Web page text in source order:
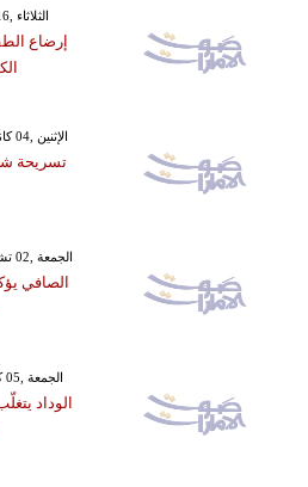
GMT 00:54 2019 الثلاثاء ,16 إبريل / نيسان
GMT 18:52 2017 الإثنين ,04 كانون الأول / ديسمبر
تسريحة
GMT 17:54 2018 الجمعة ,02 تشرين الثاني / نوفمبر
الصافي
GMT 09:16 2018 الجمعة ,05 كانون الثاني / يناير
الوداد